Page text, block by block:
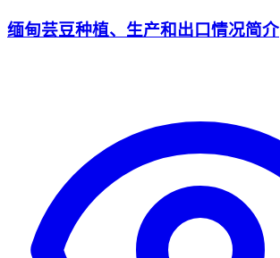
缅甸芸豆种植、生产和出口情况简介